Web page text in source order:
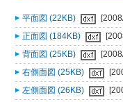
平面図 (22KB)
正面図 (184KB)
背面図 (25KB)
右側面図 (25KB)
左側面図 (26KB)